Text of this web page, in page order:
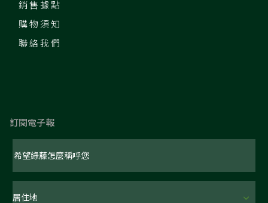
銷售據點
購物須知
聯絡我們
訂閱電子報